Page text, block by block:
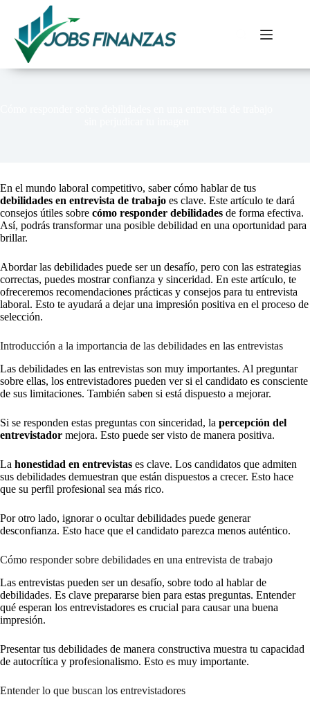
conteúdo
En el mundo laboral competitivo, saber cómo hablar de tus
debilidades en entrevista de trabajo es clave. Este artículo te dará
consejos útiles sobre cómo responder debilidades de forma efectiva.
Así, podrás transformar una posible debilidad en una oportunidad para
brillar.
Abordar las debilidades puede ser un desafío, pero con las estrategias
correctas, puedes mostrar confianza y sinceridad. En este artículo, te
ofreceremos recomendaciones prácticas y consejos para tu entrevista
laboral. Esto te ayudará a dejar una impresión positiva en el proceso de
selección.
Introducción a la importancia de las debilidades en las entrevistas
Las debilidades en las entrevistas son muy importantes. Al preguntar
sobre ellas, los entrevistadores pueden ver si el candidato es consciente
de sus limitaciones. También saben si está dispuesto a mejorar.
Si se responden estas preguntas con sinceridad, la percepción del
entrevistador mejora. Esto puede ser visto de manera positiva.
La honestidad en entrevistas es clave. Los candidatos que admiten
sus debilidades demuestran que están dispuestos a crecer. Esto hace
que su perfil profesional sea más rico.
Por otro lado, ignorar o ocultar debilidades puede generar
desconfianza. Esto hace que el candidato parezca menos auténtico.
Cómo responder sobre debilidades en una entrevista de trabajo
Las entrevistas pueden ser un desafío, sobre todo al hablar de
debilidades. Es clave prepararse bien para estas preguntas. Entender
qué esperan los entrevistadores es crucial para causar una buena
impresión.
Presentar tus debilidades de manera constructiva muestra tu capacidad
de autocrítica y profesionalismo. Esto es muy importante.
Entender lo que buscan los entrevistadores